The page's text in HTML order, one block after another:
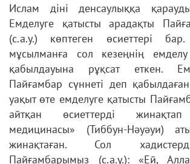
Ислам діні денсаулыққа
Емделуге қатысты арадақты
(с.а.у.) көптеген өсиеттері бар.
мұсылманға сол кезеңнің
қабылдауына рұқсат еткен.
Пайғамбар сүннеті деп
уақыт өте емделуге қатысты
айтқан өсиеттерді
медицинасы» (Тиббун-Нәуәуи)
жинақтаған. Сол
Пайғамбарымыз (с.а.у.): «Ей,